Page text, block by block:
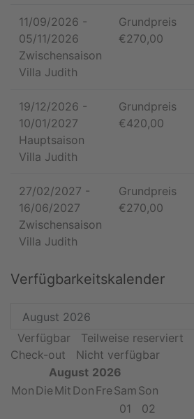
11/09/2026 -
05/11/2026
Zwischensaison
Villa Judith
Grundpreis
€270,00
19/12/2026 -
10/01/2027
Hauptsaison
Villa Judith
Grundpreis
€420,00
27/02/2027 -
16/06/2027
Zwischensaison
Villa Judith
Grundpreis
€270,00
Verfügbarkeitskalender
Verfügbar Teilweise reserviert
Check-out
Nicht verfügbar
August 2026
Mon DieMit Don FreSam Son
01
02